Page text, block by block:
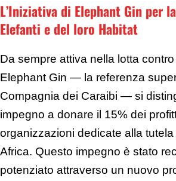
L’Iniziativa di Elephant Gin per
Elefanti e del loro Habitat
Da sempre attiva nella lotta
Elephant Gin — la referenza
Compagnia dei Caraibi — si
impegno a donare il 15% dei
organizzazioni dedicate alla tutela
Africa. Questo impegno è stato
potenziato attraverso un nuovo